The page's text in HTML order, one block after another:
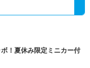
！夏休み限定ミニカー付